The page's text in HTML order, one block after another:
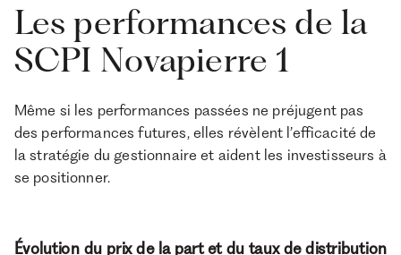
Les performances de la
SCPI Novapierre 1
Même si les performances passées ne préjugent pas
des performances futures, elles révèlent l’efficacité de
la stratégie du gestionnaire et aident les investisseurs à
se positionner.